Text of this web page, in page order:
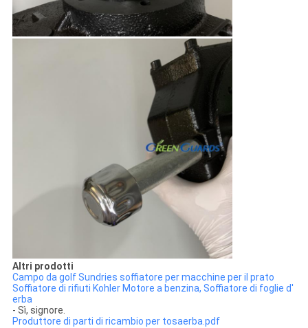
Altri prodotti
Campo da golf Sundries soffiatore per macchine per il prato
Soffiatore di rifiuti Kohler Motore a benzina, Soffiatore di foglie d'
erba
- Sì, signore.
Produttore di parti di ricambio per tosaerba.pdf